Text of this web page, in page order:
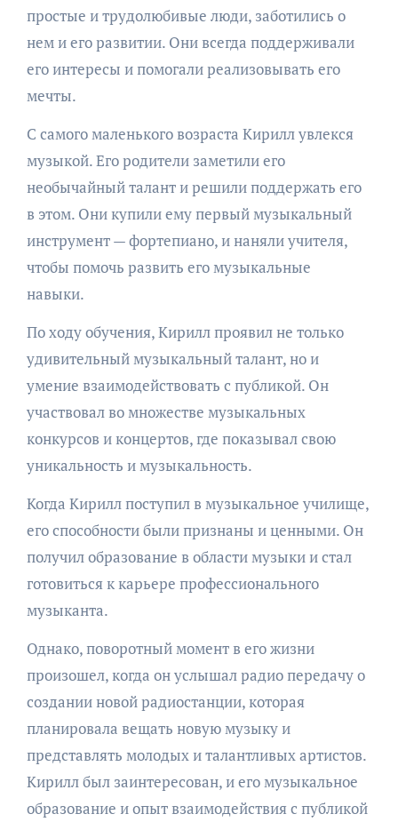
простые и трудолюбивые люди, заботились о
нем и его развитии. Они всегда поддерживали
его интересы и помогали реализовывать его
мечты.
С самого маленького возраста Кирилл увлекся
музыкой. Его родители заметили его
необычайный талант и решили поддержать его
в этом. Они купили ему первый музыкальный
инструмент — фортепиано, и наняли учителя,
чтобы помочь развить его музыкальные
навыки.
По ходу обучения, Кирилл проявил не только
удивительный музыкальный талант, но и
умение взаимодействовать с публикой. Он
участвовал во множестве музыкальных
конкурсов и концертов, где показывал свою
уникальность и музыкальность.
Когда Кирилл поступил в музыкальное училище,
его способности были признаны и ценными. Он
получил образование в области музыки и стал
готовиться к карьере профессионального
музыканта.
Однако, поворотный момент в его жизни
произошел, когда он услышал радио передачу о
создании новой радиостанции, которая
планировала вещать новую музыку и
представлять молодых и талантливых артистов.
Кирилл был заинтересован, и его музыкальное
образование и опыт взаимодействия с публикой